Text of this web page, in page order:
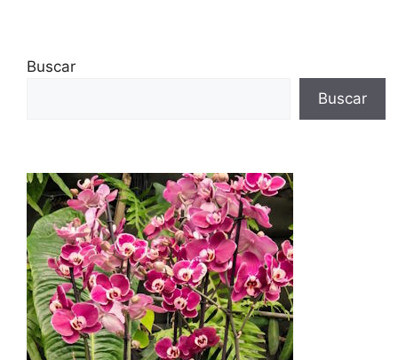
Buscar
Buscar